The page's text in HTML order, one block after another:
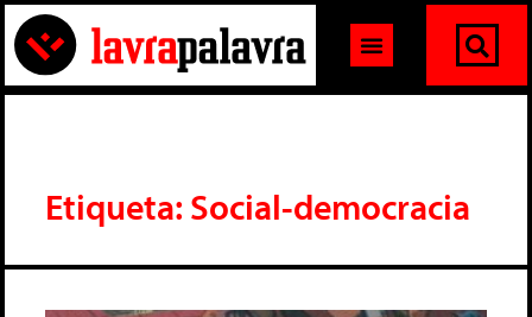
Etiqueta: Social-democracia